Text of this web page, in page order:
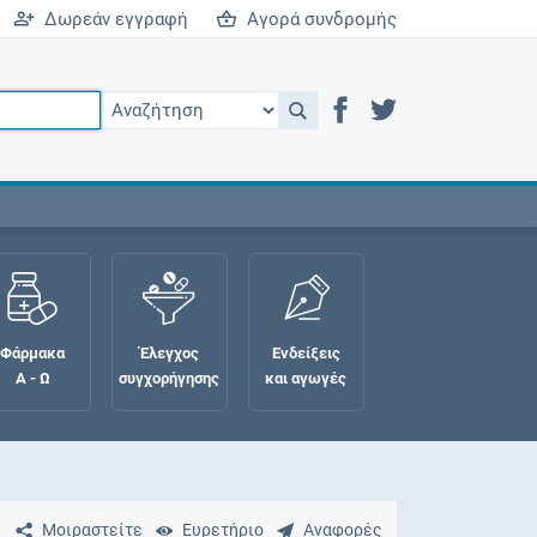
Δωρεάν εγγραφή Αγορά συνδρομής
Φάρμακα
Α - Ω
Έλεγχος
συγχορήγησης
Ενδείξεις
και αγωγές
Μοιραστείτε Ευρετήριο Αναφορές